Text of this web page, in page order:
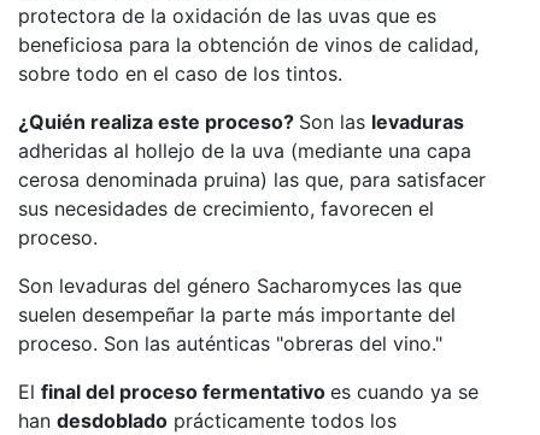
protectora de la oxidación de las uvas que es
beneficiosa para la obtención de vinos de calidad,
sobre todo en el caso de los tintos.
¿Quién realiza este proceso? Son las levaduras
adheridas al hollejo de la uva (mediante una capa
cerosa denominada pruina) las que, para satisfacer
sus necesidades de crecimiento, favorecen el
proceso.
Son levaduras del género Sacharomyces las que
suelen desempeñar la parte más importante del
proceso. Son las auténticas "obreras del vino."
El final del proceso fermentativo es cuando ya se
han desdoblado prácticamente todos los